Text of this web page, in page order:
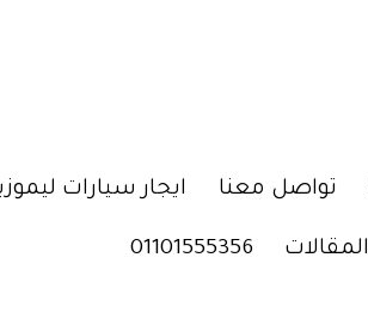
تواصل معنا ايجار سيارات
المقالات 01101555356